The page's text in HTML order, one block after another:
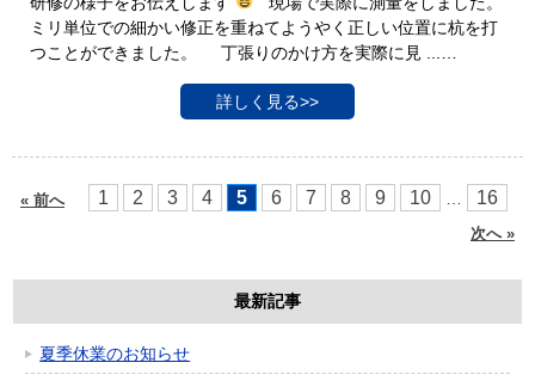
ミリ単位での細かい修正を重ねてようやく正しい位置に杭を打
つことができました。 丁張りのかけ方を実際に見 ...…
詳しく見る>>
« 前へ 1 2 3 4 5 6 7 8 9 10 16
次へ »
最新記事
夏季休業のお知らせ